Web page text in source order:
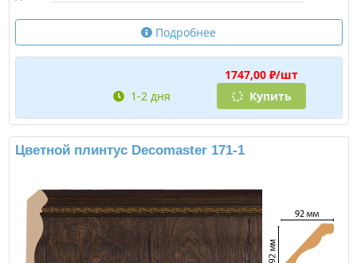
Подробнее
1747,00 ₽/шт
1-2 дня
Купить
Цветной плинтус Decomaster 171-1